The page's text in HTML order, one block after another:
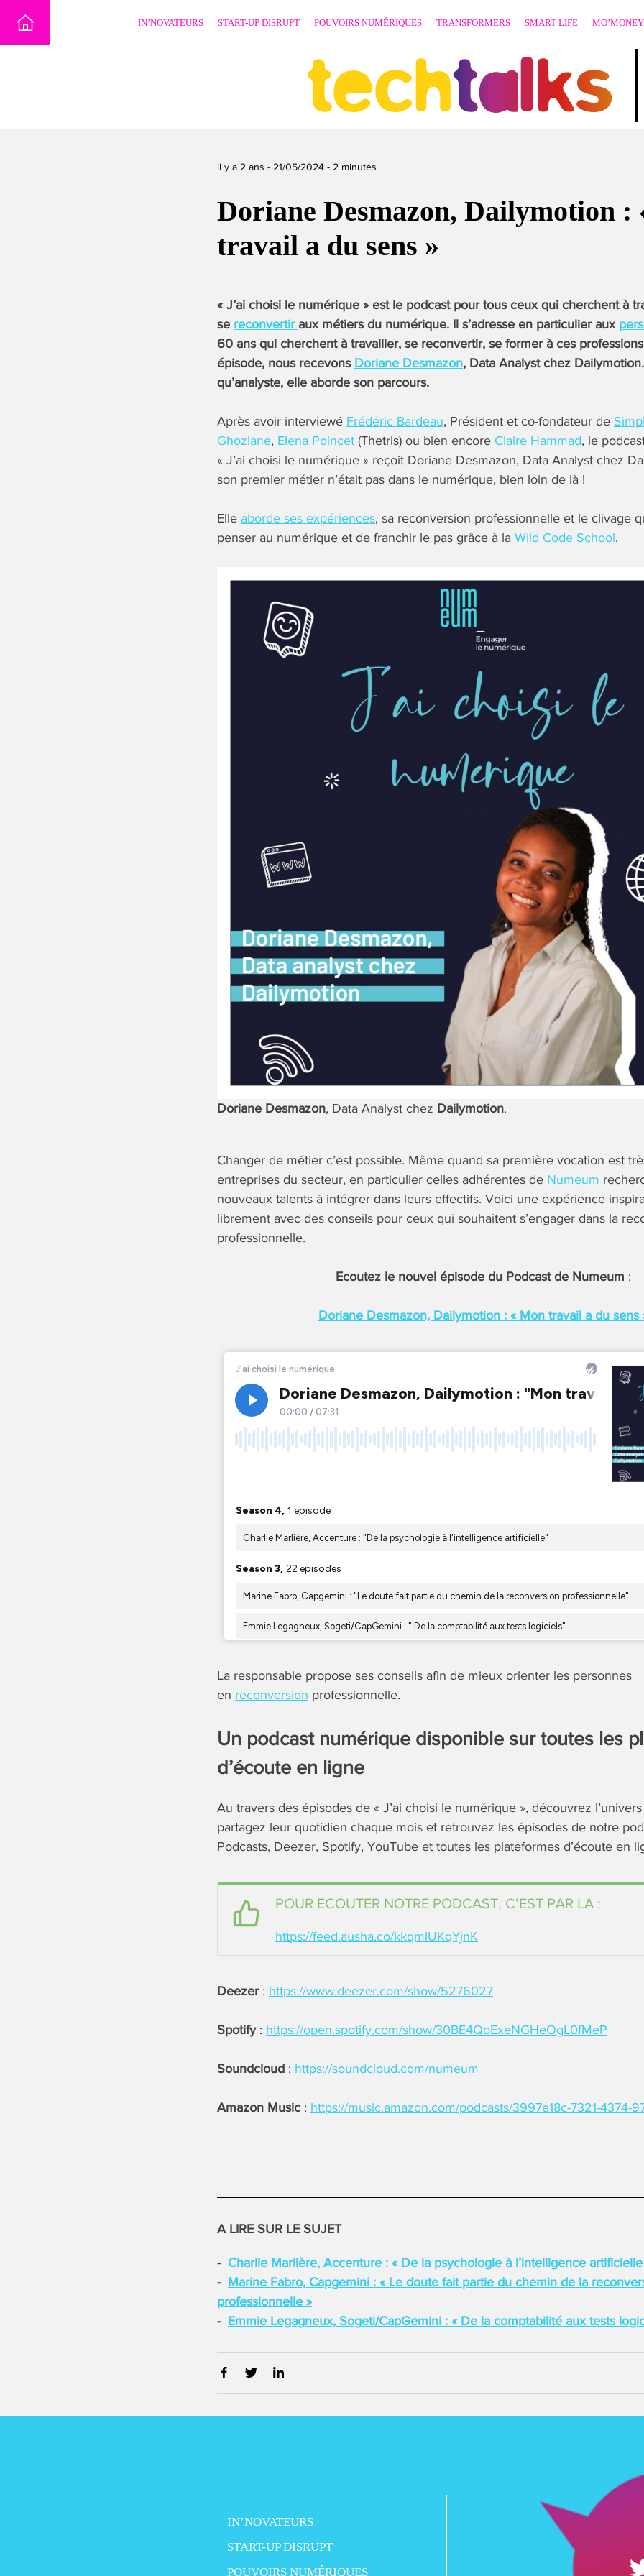
IN’NOVATEURS START-UP DISRUPT POUVOIRS NUMÉRIQUES TRANSFORMERS SMART LIFE MO’MONEY
techtalks
il y a 2 ans - 21/05/2024 - 2 minutes
Doriane Desmazon, Dailymotion :
travail a du sens »
« J’ai choisi le numérique » est le podcast pour tous ceux qui cherchent à
se reconvertir aux métiers du numérique. Il s’adresse en particulier aux
60 ans qui cherchent à travailler, se reconvertir, se former à ces
épisode, nous recevons Doriane Desmazon, Data Analyst chez
qu’analyste, elle aborde son parcours.
Après avoir interviewé Frédéric Bardeau, Président et co-fondateur de
Ghozlane, Elena Poincet (Thetris) ou bien encore Claire Hammad, le
« J’ai choisi le numérique » reçoit Doriane Desmazon, Data Analyst chez
son premier métier n’était pas dans le numérique, bien loin de là !
Elle aborde ses expériences, sa reconversion professionnelle et le clivage
penser au numérique et de franchir le pas grâce à la Wild Code School.
Doriane Desmazon, Data Analyst chez Dailymotion.
Changer de métier c’est possible. Même quand sa première vocation est
entreprises du secteur, en particulier celles adhérentes de Numeum
nouveaux talents à intégrer dans leurs effectifs. Voici une expérience
librement avec des conseils pour ceux qui souhaitent s’engager dans la
professionnelle.
Ecoutez le nouvel épisode du Podcast de Numeum :
Doriane Desmazon, Dailymotion : « Mon travail a du sens
La responsable propose ses conseils afin de mieux orienter les personnes
en reconversion professionnelle.
Un podcast numérique disponible sur toutes les
d’écoute en ligne
Au travers des épisodes de « J’ai choisi le numérique », découvrez
partagez leur quotidien chaque mois et retrouvez les épisodes de notre
Podcasts, Deezer, Spotify, YouTube et toutes les plateformes d’écoute en
POUR ECOUTER NOTRE PODCAST, C’EST PAR LA :
https://feed.ausha.co/kkqmlUKqYjnK
Deezer : https://www.deezer.com/show/5276027
Spotify : https://open.spotify.com/show/30BE4QoExeNGHeOgL0fMeP
Soundcloud : https://soundcloud.com/numeum
Amazon Music : https://music.amazon.com/podcasts/3997e18c-7321-4374-
A LIRE SUR LE SUJET
Charlie Marlière, Accenture : « De la psychologie à l’intelligence artificielle
Marine Fabro, Capgemini : « Le doute fait partie du chemin de la
professionnelle »
Emmie Legagneux, Sogeti/CapGemini : « De la comptabilité aux tests
IN’NOVATEURS
START-UP DISRUPT
POUVOIRS NUMÉRIQUES